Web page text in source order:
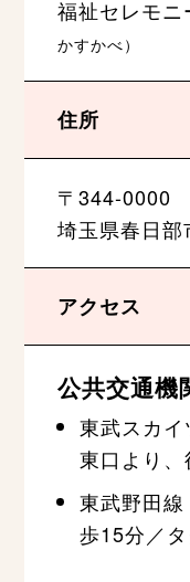
福祉セレモニ
かすかべ）
住所
〒344-0000
埼玉県春日部
アクセス
公共交通機
東武スカイ
東口より
東武野田
歩15分／